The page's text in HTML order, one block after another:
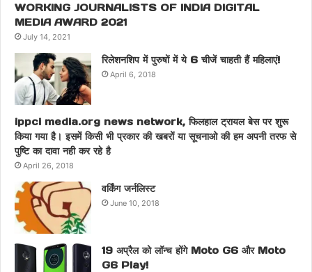
WORKING JOURNALISTS OF INDIA DIGITAL
MEDIA AWARD 2021
July 14, 2021
रिलेशनशिप में पुरुषों में ये 6 चीजें चाहती हैं महिलाएं!
April 6, 2018
ippci media.org news network, फिलहाल ट्रायल बेस पर शुरू
किया गया है। इसमें किसी भी प्रकार की खबरों या सूचनाओ की हम अपनी तरफ से
पुष्टि का दावा नही कर रहे है
April 26, 2018
वर्किंग जर्नलिस्ट
June 10, 2018
19 अप्रैल को लॉन्च होंगे Moto G6 और Moto
G6 Play!